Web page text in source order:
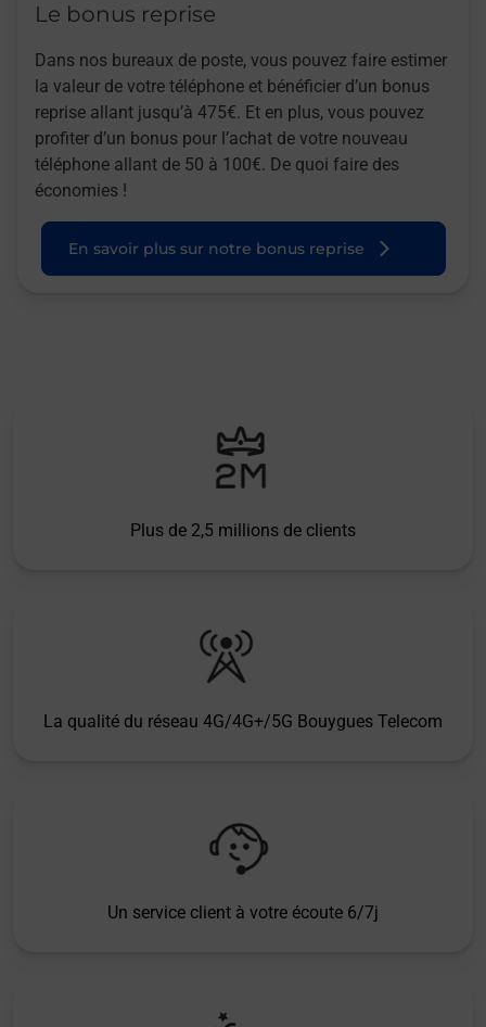
Le bonus reprise
Dans nos bureaux de poste, vous pouvez faire estimer
la valeur de votre téléphone et bénéficier d’un bonus
reprise allant jusqu’à 475€. Et en plus, vous pouvez
profiter d’un bonus pour l’achat de votre nouveau
téléphone allant de 50 à 100€. De quoi faire des
économies !
En savoir plus sur notre bonus reprise
Plus de 2,5 millions de clients
La qualité du réseau 4G/4G+/5G Bouygues Telecom
Un service client à votre écoute 6/7j